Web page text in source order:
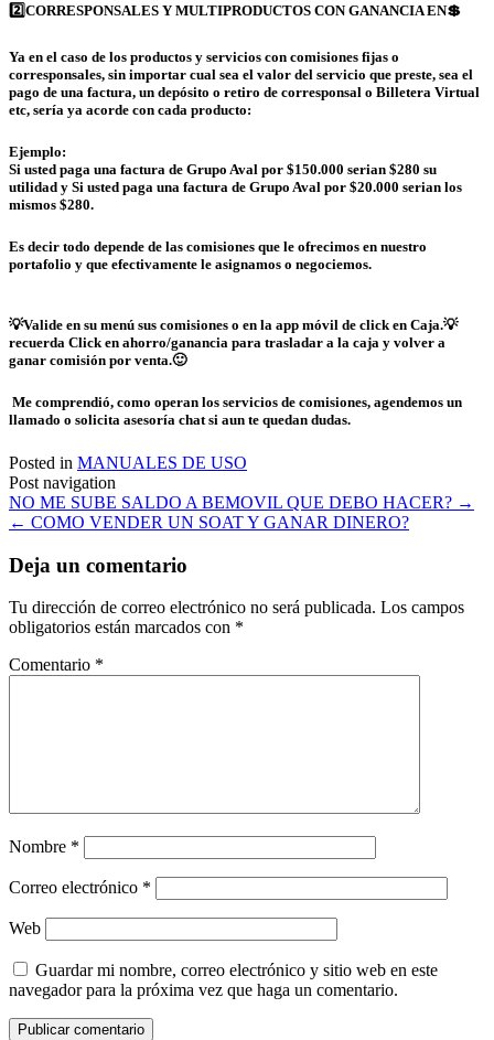
2️⃣ CORRESPONSALES Y MULTIPRODUCTOS CON GANANCIA EN💲
Ya en el caso de los productos y servicios con comisiones fijas o
corresponsales, sin importar cual sea el valor del servicio que preste, sea el
pago de una factura, un depósito o retiro de corresponsal o Billetera Virtual
etc, sería ya acorde con cada producto:
Ejemplo:
Si usted paga una factura de Grupo Aval por $150.000 serian $280 su
utilidad y Si usted paga una factura de Grupo Aval por $20.000 serian los
mismos $280.
Es decir todo depende de las comisiones que le ofrecimos en nuestro
portafolio y que efectivamente le asignamos o negociemos.
💡Valide en su menú sus comisiones o en la app móvil de click en Caja.💡
recuerda Click en ahorro/ganancia para trasladar a la caja y volver a
ganar comisión por venta.🙂
Me comprendió, como operan los servicios de comisiones, agendemos un
llamado o solicita asesoría chat si aun te quedan dudas.
Posted in MANUALES DE USO
Post navigation
NO ME SUBE SALDO A BEMOVIL QUE DEBO HACER? →
← COMO VENDER UN SOAT Y GANAR DINERO?
Deja un comentario
Tu dirección de correo electrónico no será publicada. Los campos
obligatorios están marcados con *
Comentario *
Nombre *
Correo electrónico *
Web
Guardar mi nombre, correo electrónico y sitio web en este
navegador para la próxima vez que haga un comentario.